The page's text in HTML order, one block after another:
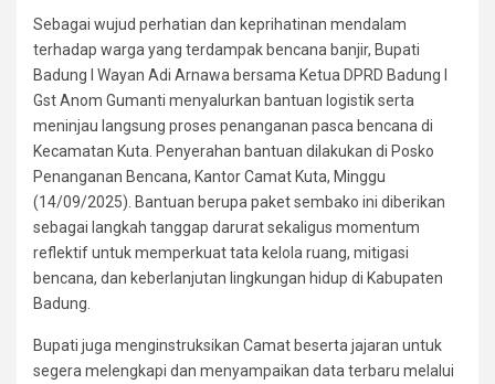
Sebagai wujud perhatian dan keprihatinan mendalam
terhadap warga yang terdampak bencana banjir, Bupati
Badung I Wayan Adi Arnawa bersama Ketua DPRD Badung I
Gst Anom Gumanti menyalurkan bantuan logistik serta
meninjau langsung proses penanganan pasca bencana di
Kecamatan Kuta. Penyerahan bantuan dilakukan di Posko
Penanganan Bencana, Kantor Camat Kuta, Minggu
(14/09/2025). Bantuan berupa paket sembako ini diberikan
sebagai langkah tanggap darurat sekaligus momentum
reflektif untuk memperkuat tata kelola ruang, mitigasi
bencana, dan keberlanjutan lingkungan hidup di Kabupaten
Badung.
Bupati juga menginstruksikan Camat beserta jajaran untuk
segera melengkapi dan menyampaikan data terbaru melalui